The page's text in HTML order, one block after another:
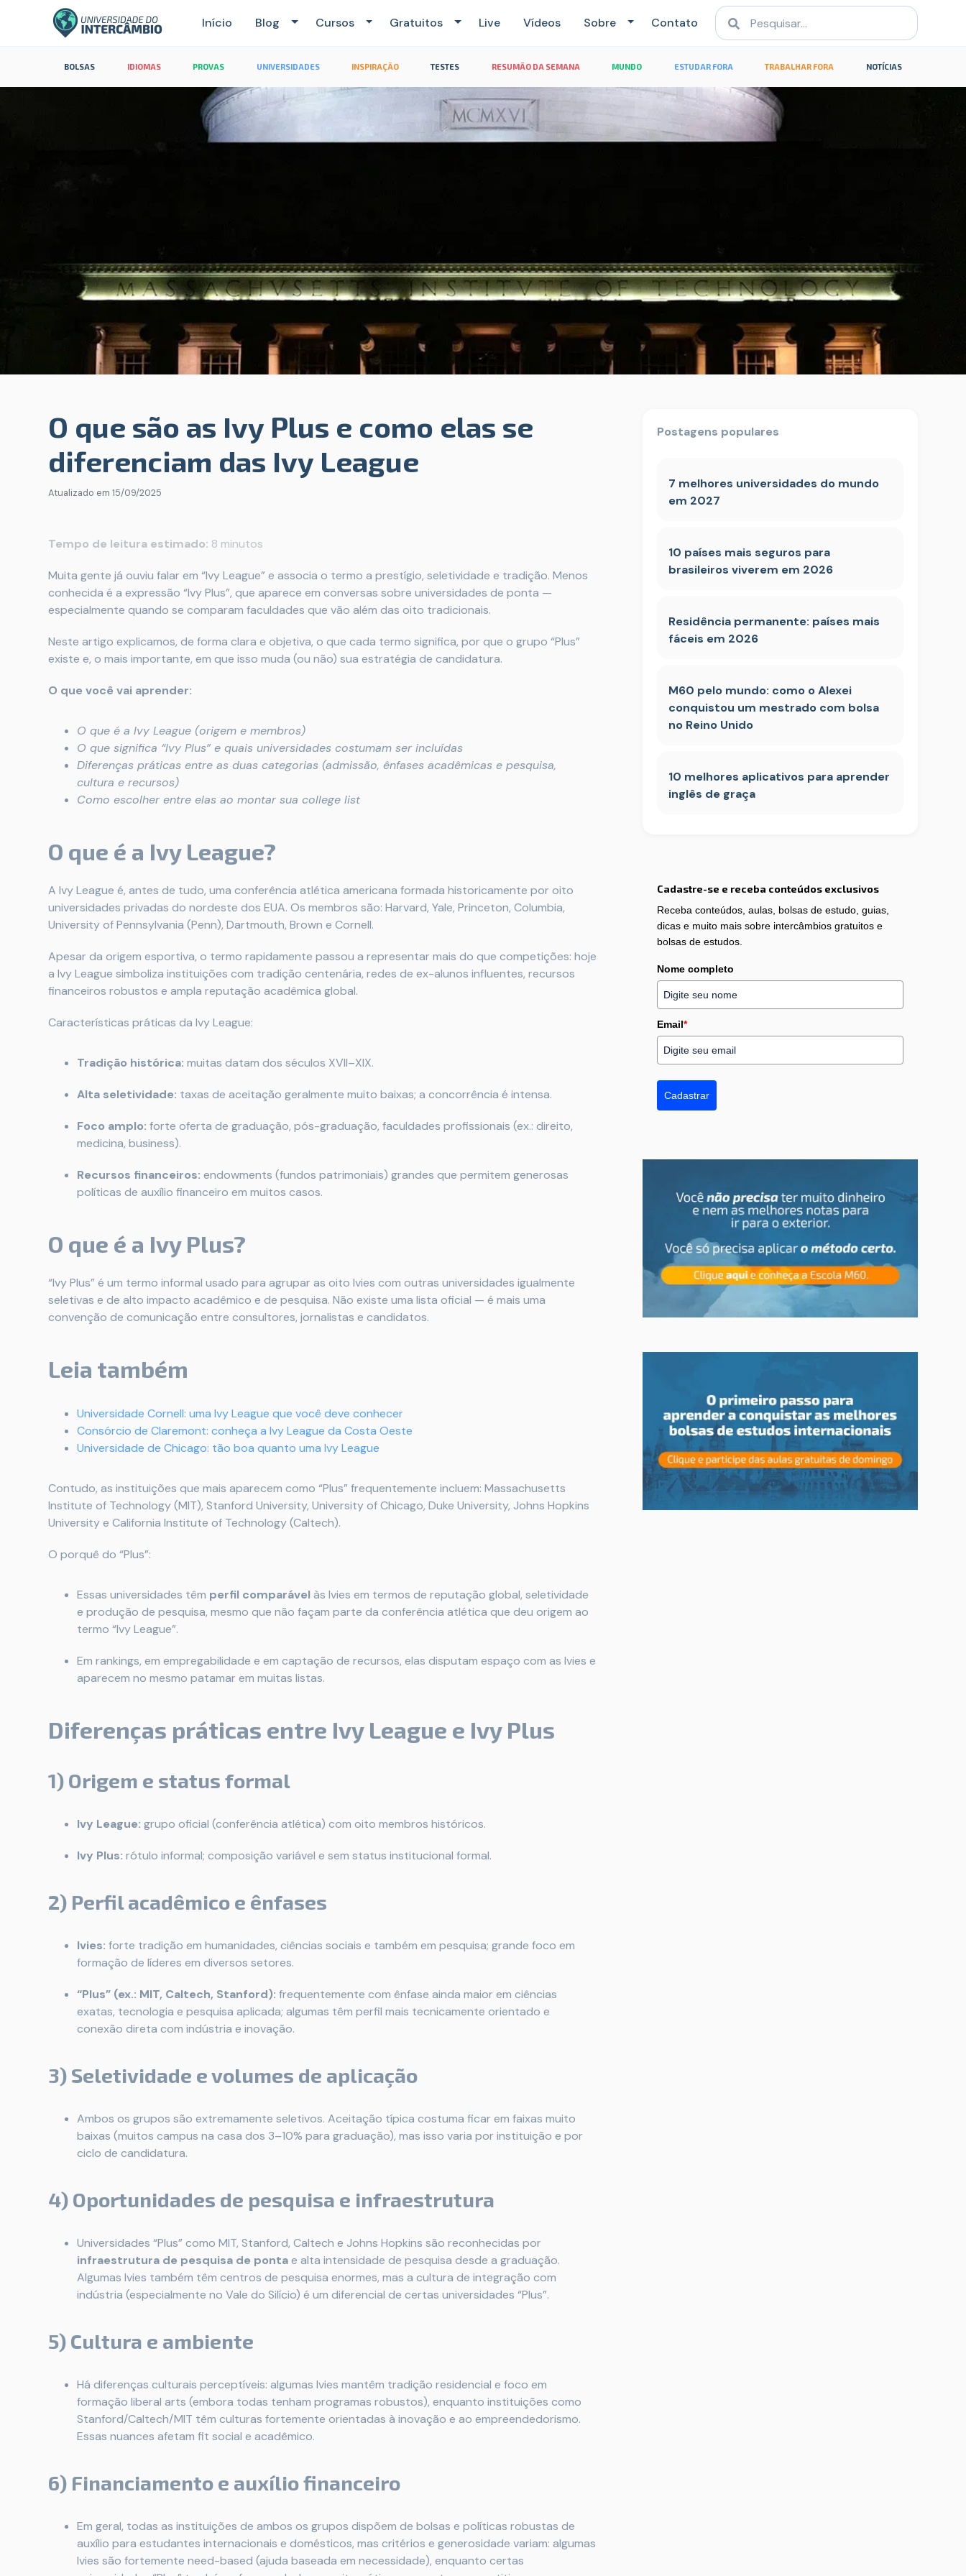
Início Blog Cursos Gratuitos Live Vídeos Sobre Contato
BOLSAS IDIOMAS PROVAS UNIVERSIDADES INSPIRAÇÃO TESTES RESUMÃO DA SEMANA MUNDO ESTUDAR FORA TRABALHAR FORA NOTÍCIAS
O que são as Ivy Plus e como elas se
diferenciam das Ivy League
Atualizado em 15/09/2025
Tempo de leitura estimado: 8 minutos
Muita gente já ouviu falar em “Ivy League” e associa o termo a prestígio, seletividade e tradição. Menos
conhecida é a expressão “Ivy Plus”, que aparece em conversas sobre universidades de ponta —
especialmente quando se comparam faculdades que vão além das oito tradicionais.
Neste artigo explicamos, de forma clara e objetiva, o que cada termo significa, por que o grupo “Plus”
existe e, o mais importante, em que isso muda (ou não) sua estratégia de candidatura.
O que você vai aprender:
O que é a Ivy League (origem e membros)
O que significa “Ivy Plus” e quais universidades costumam ser incluídas
Diferenças práticas entre as duas categorias (admissão, ênfases acadêmicas e pesquisa,
cultura e recursos)
Como escolher entre elas ao montar sua college list
O que é a Ivy League?
A Ivy League é, antes de tudo, uma conferência atlética americana formada historicamente por oito
universidades privadas do nordeste dos EUA. Os membros são: Harvard, Yale, Princeton, Columbia,
University of Pennsylvania (Penn), Dartmouth, Brown e Cornell.
Apesar da origem esportiva, o termo rapidamente passou a representar mais do que competições: hoje
a Ivy League simboliza instituições com tradição centenária, redes de ex-alunos influentes, recursos
financeiros robustos e ampla reputação acadêmica global.
Características práticas da Ivy League:
Tradição histórica: muitas datam dos séculos XVII–XIX.
Alta seletividade: taxas de aceitação geralmente muito baixas; a concorrência é intensa.
Foco amplo: forte oferta de graduação, pós-graduação, faculdades profissionais (ex.: direito,
medicina, business).
Recursos financeiros: endowments (fundos patrimoniais) grandes que permitem generosas
políticas de auxílio financeiro em muitos casos.
O que é a Ivy Plus?
“Ivy Plus” é um termo informal usado para agrupar as oito Ivies com outras universidades igualmente
seletivas e de alto impacto acadêmico e de pesquisa. Não existe uma lista oficial — é mais uma
convenção de comunicação entre consultores, jornalistas e candidatos.
Leia também
Universidade Cornell: uma Ivy League que você deve conhecer
Consórcio de Claremont: conheça a Ivy League da Costa Oeste
Universidade de Chicago: tão boa quanto uma Ivy League
Contudo, as instituições que mais aparecem como “Plus” frequentemente incluem: Massachusetts
Institute of Technology (MIT), Stanford University, University of Chicago, Duke University, Johns Hopkins
University e California Institute of Technology (Caltech).
O porquê do “Plus”:
Essas universidades têm perfil comparável às Ivies em termos de reputação global, seletividade
e produção de pesquisa, mesmo que não façam parte da conferência atlética que deu origem ao
termo “Ivy League”.
Em rankings, em empregabilidade e em captação de recursos, elas disputam espaço com as Ivies e
aparecem no mesmo patamar em muitas listas.
Diferenças práticas entre Ivy League e Ivy Plus
1) Origem e status formal
Ivy League: grupo oficial (conferência atlética) com oito membros históricos.
Ivy Plus: rótulo informal; composição variável e sem status institucional formal.
2) Perfil acadêmico e ênfases
Ivies: forte tradição em humanidades, ciências sociais e também em pesquisa; grande foco em
formação de líderes em diversos setores.
“Plus” (ex.: MIT, Caltech, Stanford): frequentemente com ênfase ainda maior em ciências
exatas, tecnologia e pesquisa aplicada; algumas têm perfil mais tecnicamente orientado e
conexão direta com indústria e inovação.
3) Seletividade e volumes de aplicação
Ambos os grupos são extremamente seletivos. Aceitação típica costuma ficar em faixas muito
baixas (muitos campus na casa dos 3–10% para graduação), mas isso varia por instituição e por
ciclo de candidatura.
4) Oportunidades de pesquisa e infraestrutura
Universidades “Plus” como MIT, Stanford, Caltech e Johns Hopkins são reconhecidas por
infraestrutura de pesquisa de pontae alta intensidade de pesquisa desde a graduação.
Algumas Ivies também têm centros de pesquisa enormes, mas a cultura de integração com
indústria (especialmente no Vale do Silício) é um diferencial de certas universidades “Plus”.
5) Cultura e ambiente
Há diferenças culturais perceptíveis: algumas Ivies mantêm tradição residencial e foco em
formação liberal arts (embora todas tenham programas robustos), enquanto instituições como
Stanford/Caltech/MIT têm culturas fortemente orientadas à inovação e ao empreendedorismo.
Essas nuances afetam fit social e acadêmico.
6) Financiamento e auxílio financeiro
Em geral, todas as instituições de ambos os grupos dispõem de bolsas e políticas robustas de
auxílio para estudantes internacionais e domésticos, mas critérios e generosidade variam: algumas
Ivies são fortemente need-based (ajuda baseada em necessidade), enquanto certas
Postagens populares
7 melhores universidades do mundo
em 2027
10 países mais seguros para
brasileiros viverem em 2026
Residência permanente: países mais
fáceis em 2026
M60 pelo mundo: como o Alexei
conquistou um mestrado com bolsa
no Reino Unido
10 melhores aplicativos para aprender
inglês de graça
Cadastre-se e receba conteúdos exclusivos
Receba conteúdos, aulas, bolsas de estudo, guias,
dicas e muito mais sobre intercâmbios gratuitos e
bolsas de estudos.
Nome completo
Email*
Cadastrar